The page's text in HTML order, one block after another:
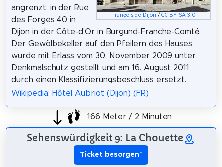
François de Dijon / CC BY-SA 3.0
angrenzt, in der Rue
des Forges 40 in
Dijon in der Côte-d'Or in Burgund-Franche-Comté.
Der Gewölbekeller auf den Pfeilern des Hauses
wurde mit Erlass vom 30. November 2009 unter
Denkmalschutz gestellt und am 16. August 2011
durch einen Klassifizierungsbeschluss ersetzt.
Wikipedia: Hôtel Aubriot (Dijon) (FR)
166 Meter / 2 Minuten
Sehenswürdigkeit 9: La Chouette
Ticket besorgen*